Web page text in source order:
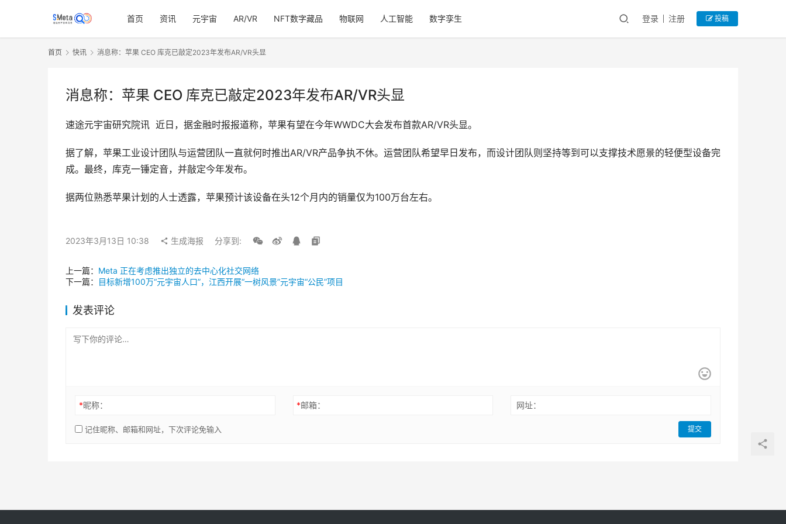
首页 资讯 元宇宙 AR/VR NFT数字藏品 物联网 人工智能 数字孪生 登录 注册 投稿
首页 快讯 消息称：苹果 CEO 库克已敲定2023年发布AR/VR头显
消息称：苹果 CEO 库克已敲定2023年发布AR/VR头显
速途元宇宙研究院讯  近日，据金融时报报道称，苹果有望在今年WWDC大会发布首款AR/VR头显。
据了解，苹果工业设计团队与运营团队一直就何时推出AR/VR产品争执不休。运营团队希望早日发布，而设计团队则坚持等到可以支撑技术愿景的轻便型设备完
成。最终，库克一锤定音，并敲定今年发布。
据两位熟悉苹果计划的人士透露，苹果预计该设备在头12个月内的销量仅为100万台左右。
2023年3月13日 10:38 生成海报 分享到:
上一篇： Meta 正在考虑推出独立的去中心化社交网络
下一篇：
目标新增100万“元宇宙人口”，江西开展“一树风景”元宇宙“公民”项目
发表评论
*昵称： *邮箱： 网址：
记住昵称、邮箱和网址，下次评论免输入 提交